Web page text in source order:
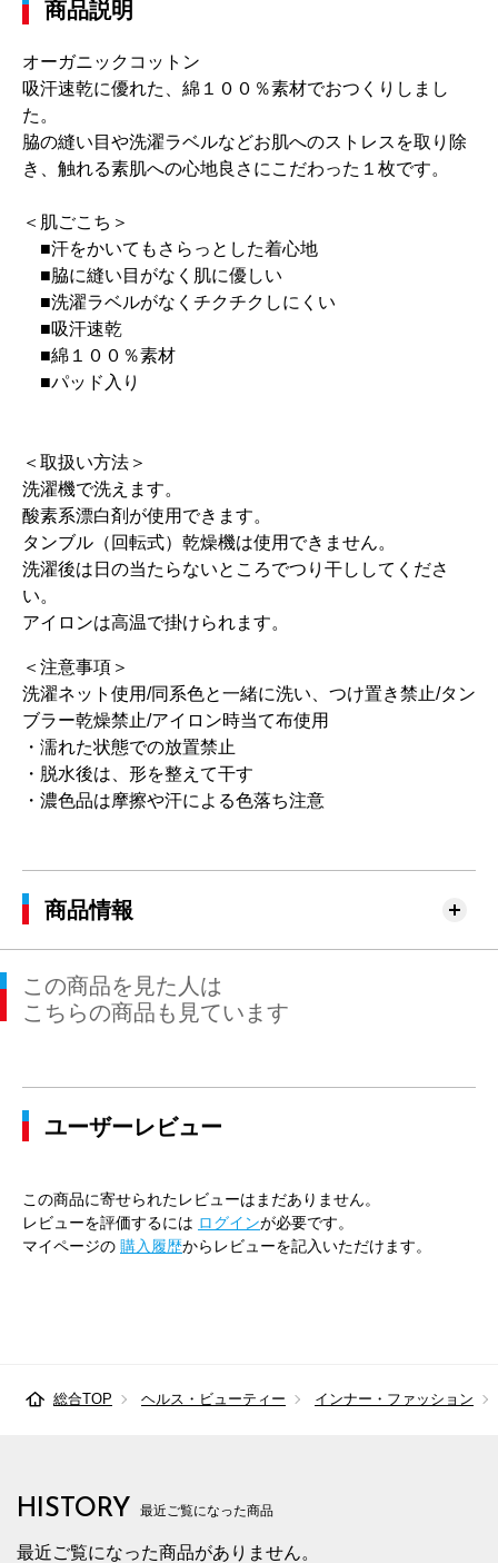
商品説明
オーガニックコットン
吸汗速乾に優れた、綿１００％素材でおつくりしまし
た。
脇の縫い目や洗濯ラベルなどお肌へのストレスを取り除
き、触れる素肌への心地良さにこだわった１枚です。
＜肌ごこち＞
■汗をかいてもさらっとした着心地
■脇に縫い目がなく肌に優しい
■洗濯ラベルがなくチクチクしにくい
■吸汗速乾
■綿１００％素材
■パッド入り
＜取扱い方法＞
洗濯機で洗えます。
酸素系漂白剤が使用できます。
タンブル（回転式）乾燥機は使用できません。
洗濯後は日の当たらないところでつり干ししてくださ
い。
アイロンは高温で掛けられます。
＜注意事項＞
洗濯ネット使用/同系色と一緒に洗い、つけ置き禁止/タン
ブラー乾燥禁止/アイロン時当て布使用
・濡れた状態での放置禁止
・脱水後は、形を整えて干す
・濃色品は摩擦や汗による色落ち注意
商品情報
この商品を見た人は
こちらの商品も見ています
ユーザーレビュー
この商品に寄せられたレビューはまだありません。
レビューを評価するには ログインが必要です。
マイページの 購入履歴からレビューを記入いただけます。
総合TOP ヘルス・ビューティー インナー・ファッション
HISTORY 最近ご覧になった商品
最近ご覧になった商品がありません。